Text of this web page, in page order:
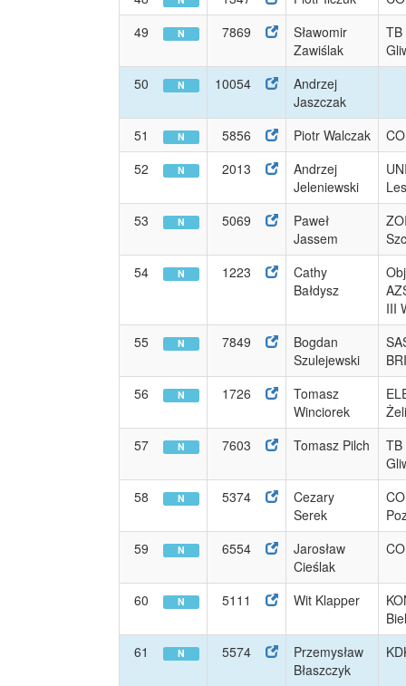
49
N 7869
Sławomir
Zawiślak
TB
50
N 10054
Andrzej
Jaszczak
51
N 5856 Piotr Walczak
52
N 2013
Andrzej
Jeleniewski
53
N 5069
Paweł
Jassem
54
N 1223
Cathy
Bałdysz
III
55
N 7849
Bogdan
Szulejewski
56
N 1726
Tomasz
Winciorek
57
N 7603 Tomasz Pilch
TB
58
N 5374
Cezary
Serek
59
N 6554
Jarosław
Cieślak
60 N 5111 Wit Klapper
61
N 5574
Przemysław
Błaszczyk